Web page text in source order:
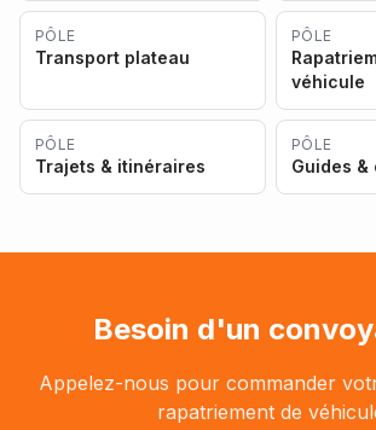
PÔLE
Transport plateau
PÔLE
véhicule
PÔLE
Trajets & itinéraires
PÔLE
Guides &
Besoin d'un
Appelez-nous pour commander
rapatriement de